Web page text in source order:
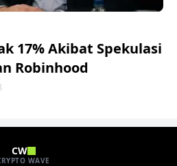
17% Akibat Spekulasi
Robinhood
CW
WAVE